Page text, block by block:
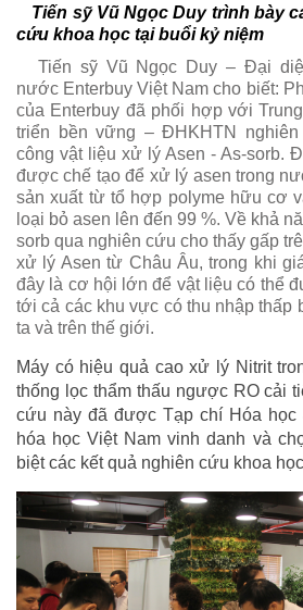
Tiến sỹ Vũ Ngọc Duy trình bày
cứu khoa học tại buổi kỷ niệm
Tiến sỹ Vũ Ngọc Duy – Đại
nước Enterbuy Việt Nam cho biết:
của Enterbuy đã phối hợp với
triển bền vững – ĐHKHTN
công vật liệu xử lý Asen - As-sorb.
được chế tạo để xử lý asen trong
sản xuất từ tổ hợp polyme hữu cơ
loại bỏ asen lên đến 99 %. Về khả
sorb qua nghiên cứu cho thấy gấp
xử lý Asen từ Châu Âu, trong khi
đây là cơ hội lớn để vật liệu có thể
tới cả các khu vực có thu nhập thấp
ta và trên thế giới.
Máy có hiệu quả cao xử lý Nitrit
thống lọc thẩm thấu ngược RO cải
cứu này đã được Tạp chí Hóa học
hóa học Việt Nam vinh danh và
biệt các kết quả nghiên cứu khoa